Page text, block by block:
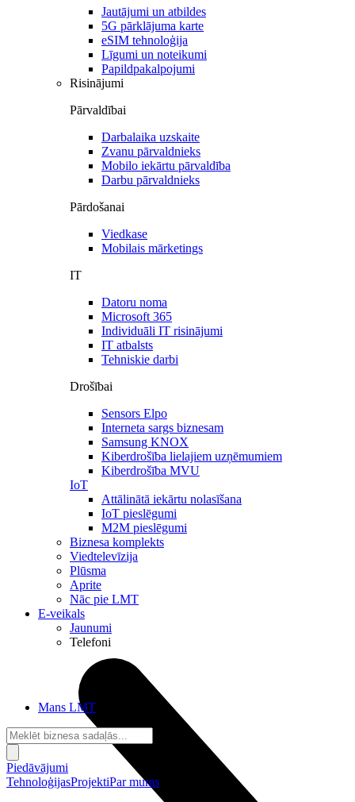
Jautājumi un atbildes
5G pārklājuma karte
eSIM tehnoloģija
Līgumi un noteikumi
Papildpakalpojumi
Risinājumi
Pārvaldībai
Darbalaika uzskaite
Zvanu pārvaldnieks
Mobilo iekārtu pārvaldība
Darbu pārvaldnieks
Pārdošanai
Viedkase
Mobilais mārketings
IT
Datoru noma
Microsoft 365
Individuāli IT risinājumi
IT atbalsts
Tehniskie darbi
Drošībai
Sensors Elpo
Interneta sargs biznesam
Samsung KNOX
Kiberdrošība lielajiem uzņēmumiem
Kiberdrošība MVU
IoT
Attālinātā iekārtu nolasīšana
IoT pieslēgumi
M2M pieslēgumi
Biznesa komplekts
Viedtelevīzija
Plūsma
Aprite
Nāc pie LMT
E-veikals
Jaunumi
Telefoni
Mans LMT
Piedāvājumi
TehnoloģijasProjektiPar mums